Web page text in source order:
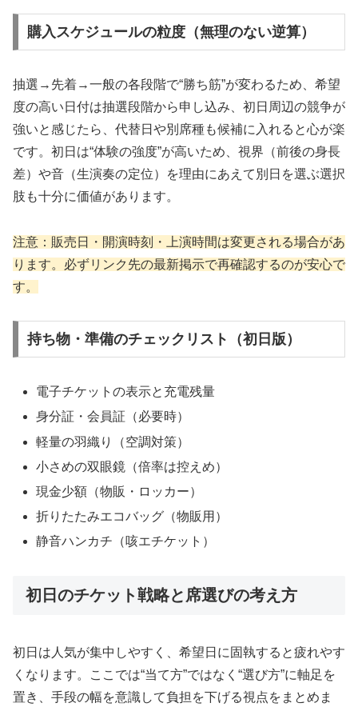
購入スケジュールの粒度（無理のない逆算）
抽選→先着→一般の各段階で“勝ち筋”が変わるため、希望
度の高い日付は抽選段階から申し込み、初日周辺の競争が
強いと感じたら、代替日や別席種も候補に入れると心が楽
です。初日は“体験の強度”が高いため、視界（前後の身長
差）や音（生演奏の定位）を理由にあえて別日を選ぶ選択
肢も十分に価値があります。
注意：販売日・開演時刻・上演時間は変更される場合があ
ります。必ずリンク先の最新掲示で再確認するのが安心で
す。
持ち物・準備のチェックリスト（初日版）
電子チケットの表示と充電残量
身分証・会員証（必要時）
軽量の羽織り（空調対策）
小さめの双眼鏡（倍率は控えめ）
現金少額（物販・ロッカー）
折りたたみエコバッグ（物販用）
静音ハンカチ（咳エチケット）
初日のチケット戦略と席選びの考え方
初日は人気が集中しやすく、希望日に固執すると疲れやす
くなります。ここでは“当て方”ではなく“選び方”に軸足を
置き、手段の幅を意識して負担を下げる視点をまとめま